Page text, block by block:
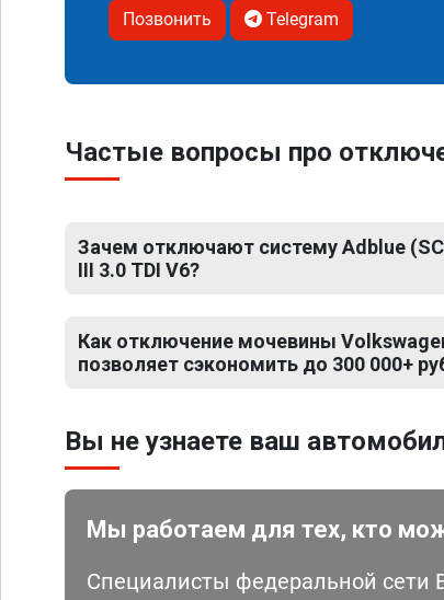
Позвонить Telegram
Частые вопросы про
Зачем отключают систему Adblue
III 3.0 TDI V6?
Как отключение мочевины
позволяет сэкономить до 300 000+
Вы не узнаете ваш
Мы работаем для тех, кто
Специалисты федеральной сети